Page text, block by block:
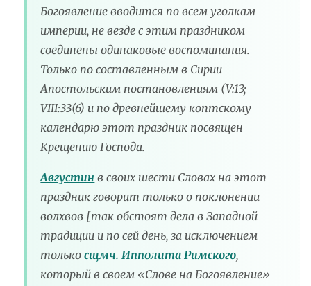
Богоявление вводится по всем уголкам
империи, не везде с этим праздником
соединены одинаковые воспоминания.
Только по составленным в Сирии
Апостольским постановлениям (V:13;
VIII:33(6) и по древнейшему коптскому
календарю этот праздник посвящен
Крещению Господа.
Августин в своих шести Словах на этот
праздник говорит только о поклонении
волхвов [так обстоят дела в Западной
традиции и по сей день, за исключением
толькосщмч. Ипполита Римского,
который в своем «Слове на Богоявление»